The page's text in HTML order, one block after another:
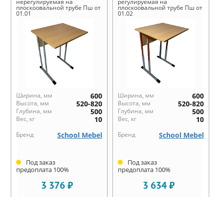
плоскоовальной трубе Пш от
01.01
Ширина, мм 600
Высота, мм 520-820
Глубина, мм 500
Вес, кг 10
Бренд School Mebel
Под заказ
предоплата 100%
3 376 ₽
плоскоовальной трубе Пш от
01.02
Ширина, мм 600
Высота, мм 520-820
Глубина, мм 500
Вес, кг 10
Бренд School Mebel
Под заказ
предоплата 100%
3 634 ₽